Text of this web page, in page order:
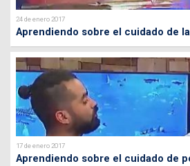
24 de enero 2017
Aprendiendo sobre el cuidado de
17 de enero 2017
Aprendiendo sobre el cuidado de